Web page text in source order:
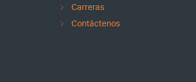
Carreras
Contáctenos